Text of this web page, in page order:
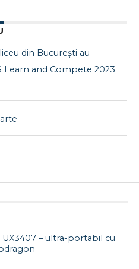
din București au
Learn and Compete 2023
– ultra-portabil cu